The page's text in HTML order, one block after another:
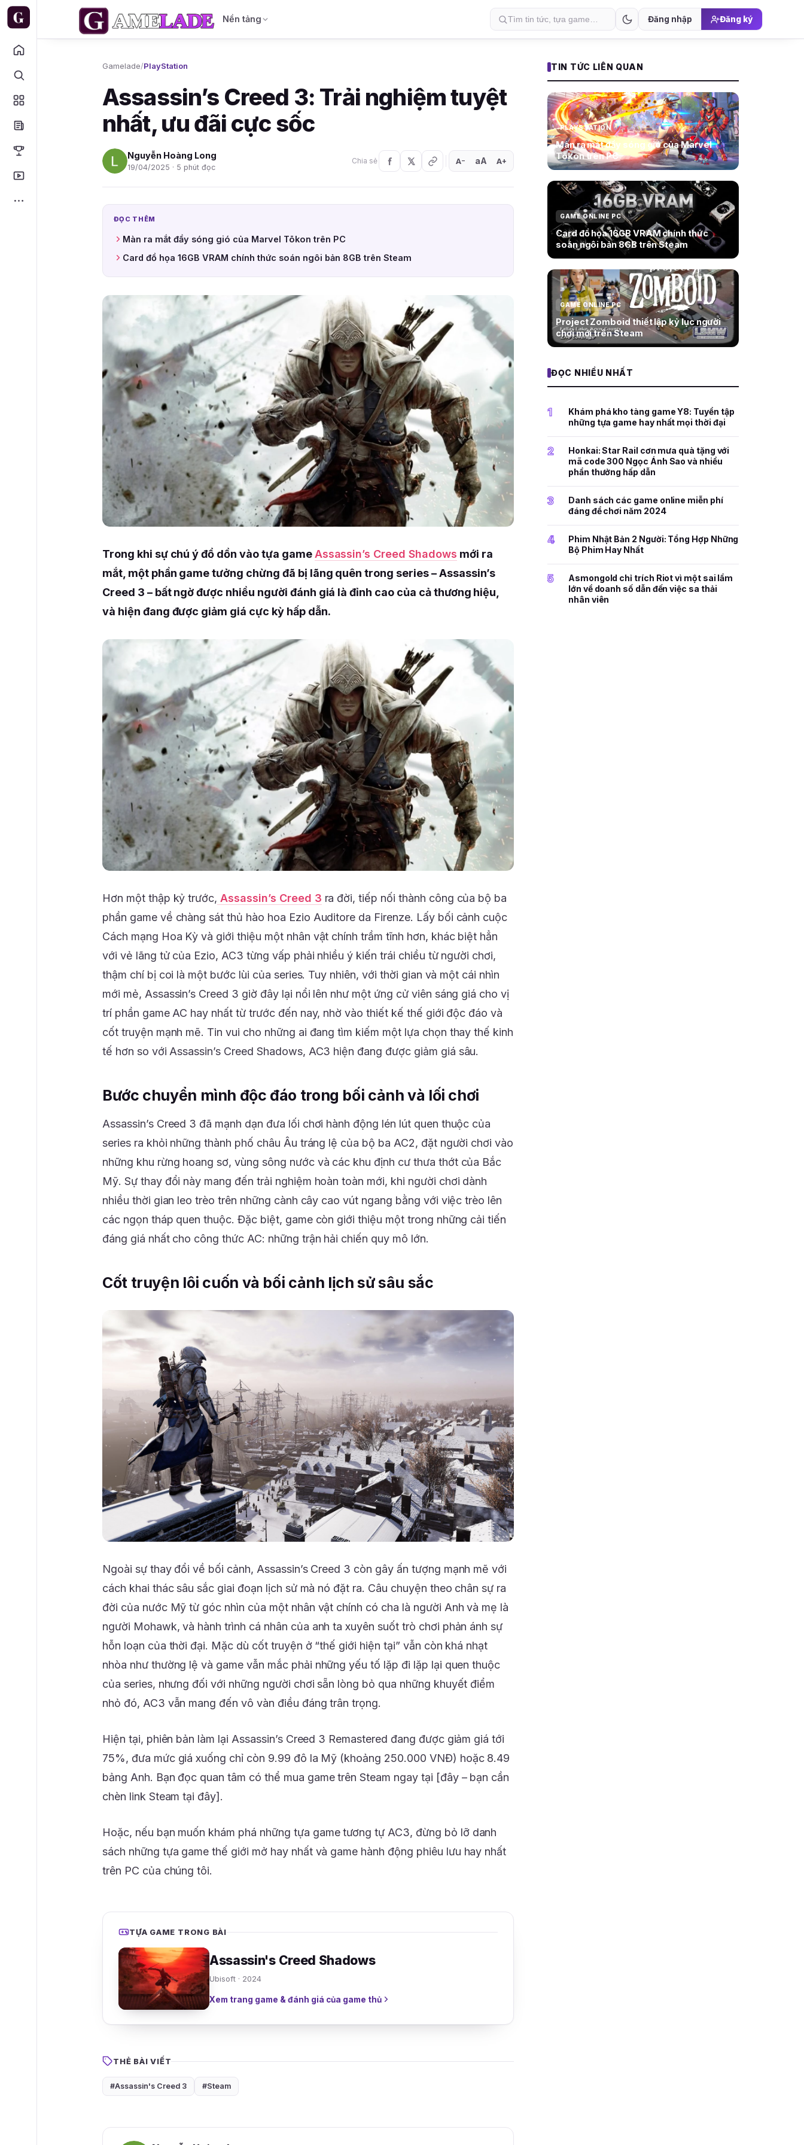
Nền tảng Đăng nhập Đăng ký
Gamelade/PlayStation
Assassin’s Creed 3: Trải nghiệm tuyệt
nhất, ưu đãi cực sốc
Nguyễn Hoàng Long
19/04/2025 · 5 phút đọc
Chia sẻ A− aA A+
ĐỌC THÊM
Màn ra mắt đầy sóng gió của Marvel Tōkon trên PC
Card đồ họa 16GB VRAM chính thức soán ngôi bản 8GB trên Steam
Trong khi sự chú ý đổ dồn vào tựa gameAssassin’s Creed Shadows mới ra
mắt, một phần game tưởng chừng đã bị lãng quên trong series – Assassin’s
Creed 3 – bất ngờ được nhiều người đánh giá là đỉnh cao của cả thương hiệu,
và hiện đang được giảm giá cực kỳ hấp dẫn.
Hơn một thập kỷ trước, Assassin’s Creed 3 ra đời, tiếp nối thành công của bộ ba
phần game về chàng sát thủ hào hoa Ezio Auditore da Firenze. Lấy bối cảnh cuộc
Cách mạng Hoa Kỳ và giới thiệu một nhân vật chính trầm tĩnh hơn, khác biệt hẳn
với vẻ lãng tử của Ezio, AC3 từng vấp phải nhiều ý kiến trái chiều từ người chơi,
thậm chí bị coi là một bước lùi của series. Tuy nhiên, với thời gian và một cái nhìn
mới mẻ, Assassin’s Creed 3 giờ đây lại nổi lên như một ứng cử viên sáng giá cho vị
trí phần game AC hay nhất từ trước đến nay, nhờ vào thiết kế thế giới độc đáo và
cốt truyện mạnh mẽ. Tin vui cho những ai đang tìm kiếm một lựa chọn thay thế kinh
tế hơn so với Assassin’s Creed Shadows, AC3 hiện đang được giảm giá sâu.
Bước chuyển mình độc đáo trong bối cảnh và lối chơi
Assassin’s Creed 3 đã mạnh dạn đưa lối chơi hành động lén lút quen thuộc của
series ra khỏi những thành phố châu Âu tráng lệ của bộ ba AC2, đặt người chơi vào
những khu rừng hoang sơ, vùng sông nước và các khu định cư thưa thớt của Bắc
Mỹ. Sự thay đổi này mang đến trải nghiệm hoàn toàn mới, khi người chơi dành
nhiều thời gian leo trèo trên những cành cây cao vút ngang bằng với việc trèo lên
các ngọn tháp quen thuộc. Đặc biệt, game còn giới thiệu một trong những cải tiến
đáng giá nhất cho công thức AC: những trận hải chiến quy mô lớn.
Cốt truyện lôi cuốn và bối cảnh lịch sử sâu sắc
Ngoài sự thay đổi về bối cảnh, Assassin’s Creed 3 còn gây ấn tượng mạnh mẽ với
cách khai thác sâu sắc giai đoạn lịch sử mà nó đặt ra. Câu chuyện theo chân sự ra
đời của nước Mỹ từ góc nhìn của một nhân vật chính có cha là người Anh và mẹ là
người Mohawk, và hành trình cá nhân của anh ta xuyên suốt trò chơi phản ánh sự
hỗn loạn của thời đại. Mặc dù cốt truyện ở “thế giới hiện tại” vẫn còn khá nhạt
nhòa như thường lệ và game vẫn mắc phải những yếu tố lặp đi lặp lại quen thuộc
của series, nhưng đối với những người chơi sẵn lòng bỏ qua những khuyết điểm
nhỏ đó, AC3 vẫn mang đến vô vàn điều đáng trân trọng.
Hiện tại, phiên bản làm lại Assassin’s Creed 3 Remastered đang được giảm giá tới
75%, đưa mức giá xuống chỉ còn 9.99 đô la Mỹ (khoảng 250.000 VNĐ) hoặc 8.49
bảng Anh. Bạn đọc quan tâm có thể mua game trên Steam ngay tại [đây – bạn cần
chèn link Steam tại đây].
Hoặc, nếu bạn muốn khám phá những tựa game tương tự AC3, đừng bỏ lỡ danh
sách những tựa game thế giới mở hay nhất và game hành động phiêu lưu hay nhất
trên PC của chúng tôi.
TỰA GAME TRONG BÀI
Assassin's Creed Shadows
Ubisoft · 2024
Xem trang game & đánh giá của game thủ
THẺ BÀI VIẾT
#Assassin's Creed 3 #Steam
TIN TỨC LIÊN QUAN
PLAYSTATION
Màn ra mắt đầy sóng gió của Marvel
Tōkon trên PC
GAME ONLINE PC
Card đồ họa 16GB VRAM chính thức
soán ngôi bản 8GB trên Steam
GAME ONLINE PC
Project Zomboid thiết lập kỷ lục người
chơi mới trên Steam
ĐỌC NHIỀU NHẤT
1
Khám phá kho tàng game Y8: Tuyển tập
những tựa game hay nhất mọi thời đại
2
Honkai: Star Rail cơn mưa quà tặng với
mã code 300 Ngọc Ánh Sao và nhiều
phần thưởng hấp dẫn
3
Danh sách các game online miễn phí
đáng để chơi năm 2024
4
Phim Nhật Bản 2 Người: Tổng Hợp Những
Bộ Phim Hay Nhất
5
Asmongold chỉ trích Riot vì một sai lầm
lớn về doanh số dẫn đến việc sa thải
nhân viên